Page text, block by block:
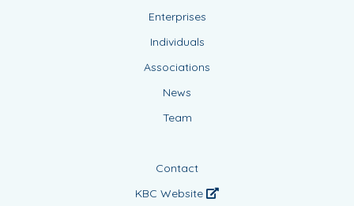
Enterprises
Individuals
Associations
News
Team
Contact
KBC Website